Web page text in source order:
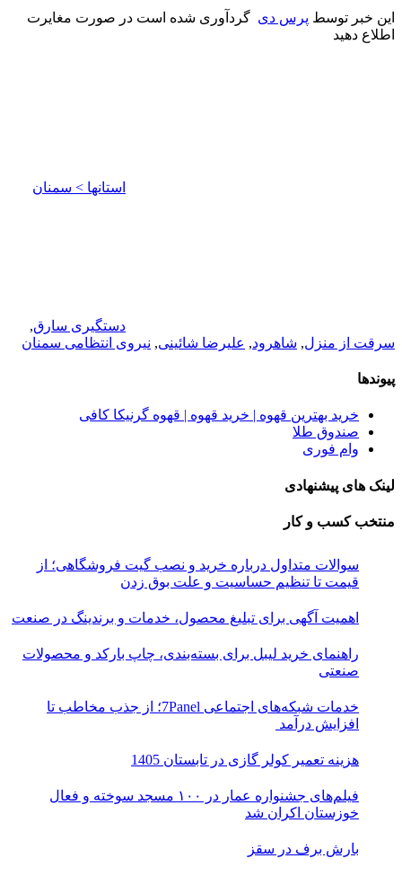
این خبر توسط پرس دی گردآوری شده است در صورت مغایرت
اطلاع دهید
استانها > سمنان
دستگیری سارق,
سرقت از منزل, شاهرود, علیرضا شائینی, نیروی انتظامی سمنان
پیوندها
خرید بهترین قهوه | خرید قهوه | قهوه گرنیکا کافی
صندوق طلا
وام فوری
لینک های پیشنهادی
منتخب کسب و کار
سوالات متداول درباره خرید و نصب گیت فروشگاهی؛ از
قیمت تا تنظیم حساسیت و علت بوق زدن
اهمیت آگهی برای تبلیغ محصول، خدمات و برندینگ در صنعت
راهنمای خرید لیبل برای بسته‌بندی، چاپ بارکد و محصولات
صنعتی
خدمات شبکه‌های اجتماعی 7Panel؛ از جذب مخاطب تا
افزایش درآمد
هزینه تعمیر کولر گازی در تابستان 1405
فیلم‌های جشنواره عمار در ۱۰۰ مسجد سوخته و فعال
خوزستان اکران شد
بارش برف در سقز